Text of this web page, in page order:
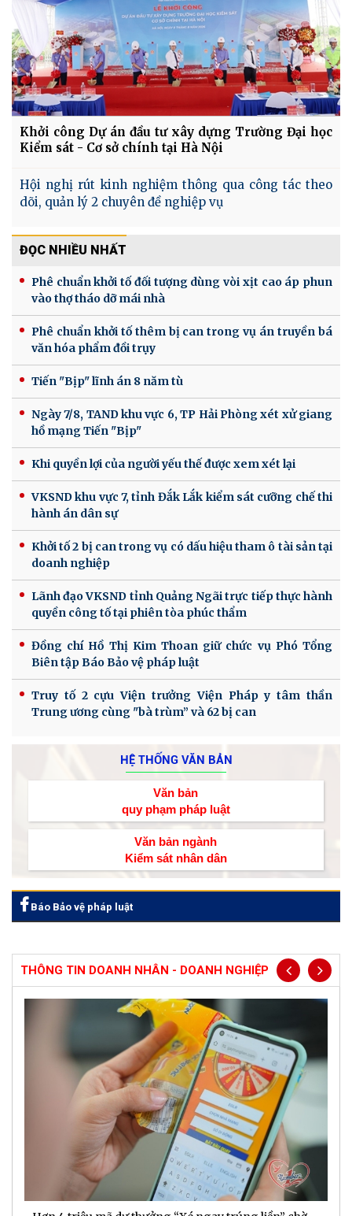
Khởi công Dự án đầu tư xây dựng Trường Đại học
Kiểm sát - Cơ sở chính tại Hà Nội
Hội nghị rút kinh nghiệm thông qua công tác theo
dõi, quản lý 2 chuyên đề nghiệp vụ
ĐỌC NHIỀU NHẤT
Phê chuẩn khởi tố đối tượng dùng vòi xịt cao áp phun
vào thợ tháo dỡ mái nhà
Phê chuẩn khởi tố thêm bị can trong vụ án truyền bá
văn hóa phẩm đồi trụy
Tiến "Bịp" lĩnh án 8 năm tù
Ngày 7/8, TAND khu vực 6, TP Hải Phòng xét xử giang
hồ mạng Tiến "Bịp"
Khi quyền lợi của người yếu thế được xem xét lại
VKSND khu vực 7, tỉnh Đắk Lắk kiểm sát cưỡng chế thi
hành án dân sự
Khởi tố 2 bị can trong vụ có dấu hiệu tham ô tài sản tại
doanh nghiệp
Lãnh đạo VKSND tỉnh Quảng Ngãi trực tiếp thực hành
quyền công tố tại phiên tòa phúc thẩm
Đồng chí Hồ Thị Kim Thoan giữ chức vụ Phó Tổng
Biên tập Báo Bảo vệ pháp luật
Truy tố 2 cựu Viện trưởng Viện Pháp y tâm thần
Trung ương cùng "bà trùm” và 62 bị can
HỆ THỐNG VĂN BẢN
Văn bản
quy phạm pháp luật
Văn bản ngành
Kiểm sát nhân dân
Báo Bảo vệ pháp luật
THÔNG TIN DOANH NHÂN - DOANH NGHIỆP